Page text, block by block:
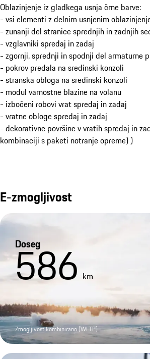
Oblazinjenje iz gladkega usnja črne barve:
- vsi elementi z delnim usnjenim
- zunanji del stranice sprednjih in zadnjih
- vzglavniki spredaj in zadaj
- zgornji, sprednji in spodnji del armaturne
- pokrov predala na sredinski konzoli
- stranska obloga na sredinski konzoli
- modul varnostne blazine na volanu
- izbočeni robovi vrat spredaj in zadaj
- vratne obloge spredaj in zadaj
- dekorativne površine v vratih spredaj in
kombinaciji s paketi notranje opreme) )
E-zmogljivost
Doseg
586 km
Zmogljivost kombinirano (WLTP)